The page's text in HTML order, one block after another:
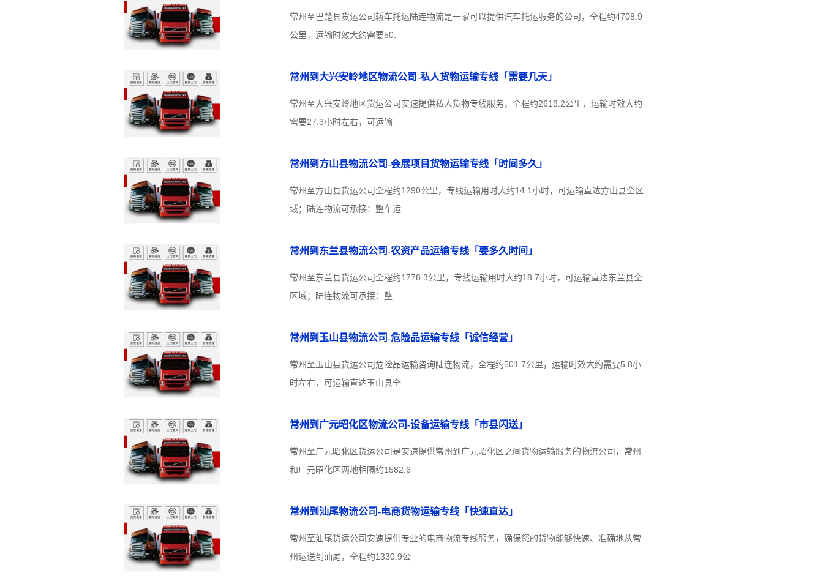
常州至巴楚县货运公司轿车托运陆连物流是一家可以提供汽车托运服务的公司，全程约4708.9
公里，运输时效大约需要50.
常州到大兴安岭地区物流公司-私人货物运输专线「需要几天」
常州至大兴安岭地区货运公司安速提供私人货物专线服务，全程约2618.2公里，运输时效大约
需要27.3小时左右，可运输
常州到方山县物流公司-会展项目货物运输专线「时间多久」
常州至方山县货运公司全程约1290公里，专线运输用时大约14.1小时，可运输直达方山县全区
域；陆连物流可承接：整车运
常州到东兰县物流公司-农资产品运输专线「要多久时间」
常州至东兰县货运公司全程约1778.3公里，专线运输用时大约18.7小时，可运输直达东兰县全
区域；陆连物流可承接：整
常州到玉山县物流公司-危险品运输专线「诚信经营」
常州至玉山县货运公司危险品运输咨询陆连物流，全程约501.7公里，运输时效大约需要5.8小
时左右，可运输直达玉山县全
常州到广元昭化区物流公司-设备运输专线「市县闪送」
常州至广元昭化区货运公司是安速提供常州到广元昭化区之间货物运输服务的物流公司，常州
和广元昭化区两地相隔约1582.6
常州到汕尾物流公司-电商货物运输专线「快速直达」
常州至汕尾货运公司安速提供专业的电商物流专线服务，确保您的货物能够快速、准确地从常
州运送到汕尾，全程约1330.9公